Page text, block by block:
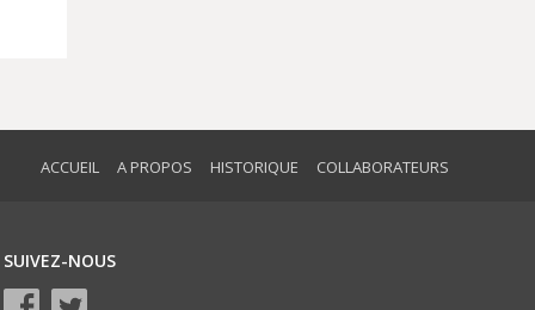
ACCUEIL A PROPOS HISTORIQUE COLLABORATEURS
SUIVEZ-NOUS